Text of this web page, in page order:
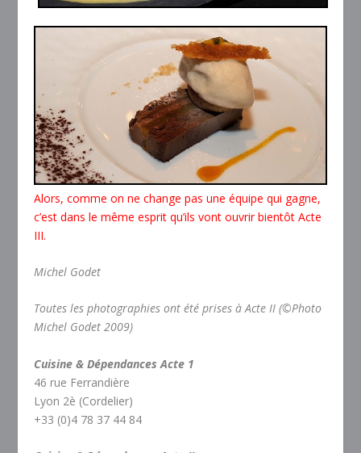
Alors, comme on ne change pas une équipe qui gagne,
c’est dans le même esprit qu’ils vont ouvrir bientôt Acte
III.
Michel Godet
Toutes les photographies ont été prises à Acte II (©Photo
Michel Godet 2009)
Cuisine & Dépendances Acte 1
46 rue Ferrandière
Lyon 2è (Cordelier)
+33 (0)4 78 37 44 84